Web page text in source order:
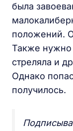
была
положений.
Также нужно
стреляла и
Однако
получилось.